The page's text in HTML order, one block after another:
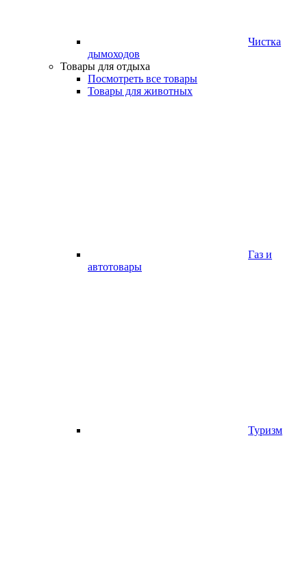
Чистка
дымоходов
Товары для отдыха
Посмотреть все товары
Товары для животных
Газ и
автотовары
Туризм